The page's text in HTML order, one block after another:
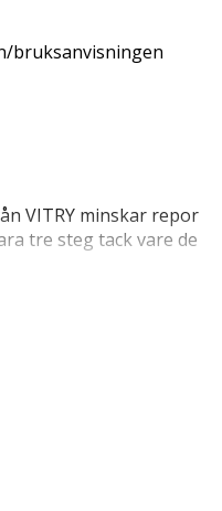
bruksanvisningen
VITRY minskar repor
tre steg tack vare de